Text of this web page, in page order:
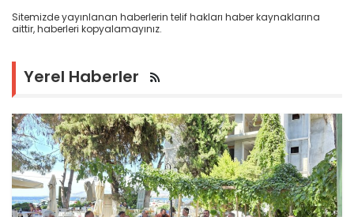
Sitemizde yayınlanan haberlerin telif hakları haber kaynaklarına
aittir, haberleri kopyalamayınız.
Yerel Haberler